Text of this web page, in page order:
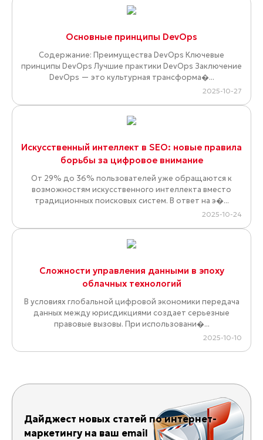
Основные принципы DevOps
Содержание: Преимущества DevOps Ключевые
принципы DevOps Лучшие практики DevOps Заключение
DevOps — это культурная трансформа�...
2025-10-27
Искусственный интеллект в SEO: новые правила
борьбы за цифровое внимание
От 29% до 36% пользователей уже обращаются к
возможностям искусственного интеллекта вместо
традиционных поисковых систем. В ответ на э�...
2025-10-24
Сложности управления данными в эпоху
облачных технологий
В условиях глобальной цифровой экономики передача
данных между юрисдикциями создает серьезные
правовые вызовы. При использовани�...
2025-10-10
Дайджест новых статей по интернет-
маркетингу на ваш email